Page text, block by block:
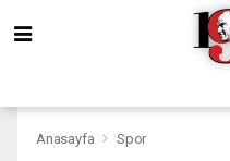
Anasayfa Spor